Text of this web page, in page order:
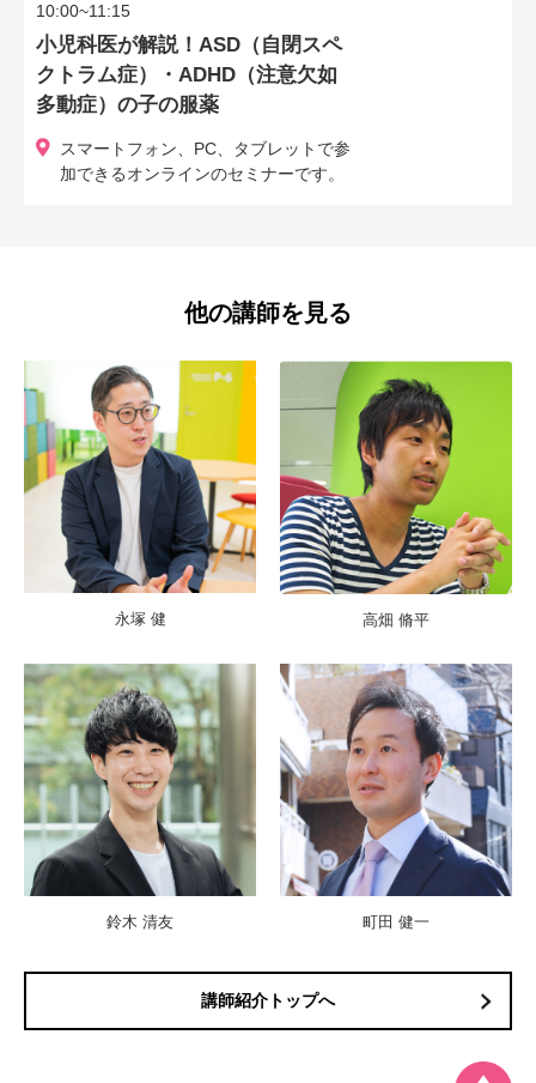
10:00~11:15
小児科医が解説！ASD（自閉スペ
クトラム症）・ADHD（注意欠如
多動症）の子の服薬
スマートフォン、PC、タブレットで参
加できるオンラインのセミナーです。
他の講師を見る
永塚 健 高畑 脩平
鈴木 清友 町田 健一
講師紹介トップへ